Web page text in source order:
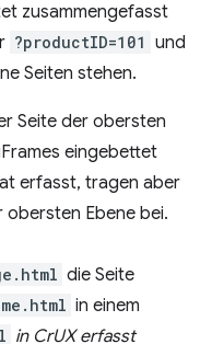
zusammengefasst
?productID=101 und
Seiten stehen.
Seite der obersten
eingebettet
erfasst, tragen aber
obersten Ebene bei.
die Seite
in einem
in CrUX erfasst